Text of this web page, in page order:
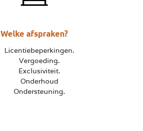
Welke afspraken?
Licentiebeperkingen.
Vergoeding.
Exclusiviteit.
Onderhoud
Ondersteuning.